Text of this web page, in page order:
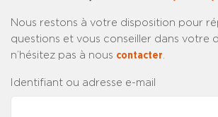
Nous restons à votre disposition pour
questions et vous conseiller dans votre
n’hésitez pas à nous contacter
Identifiant ou adresse e-mail